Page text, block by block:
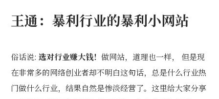
王通：暴利行业的暴利小网站
俗话说:选对行业赚大钱！做网站，道理也一样， 但是现
在非常多的网络创业者却不明白这句话，总是什么行业热
门做什么行业，结果自然是惨淡经营了。这里给大家分享